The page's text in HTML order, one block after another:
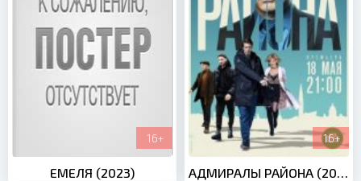
16+
ЕМЕЛЯ (2023)
16+